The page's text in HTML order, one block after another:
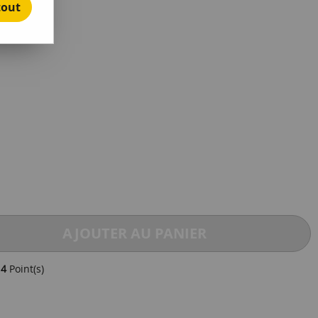
4Point(s)